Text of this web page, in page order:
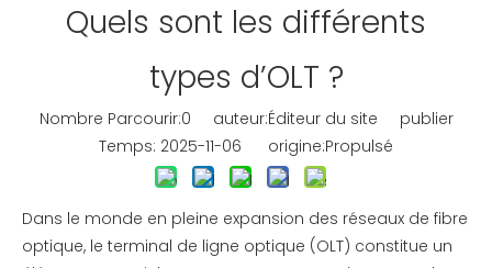
Quels sont les différents
types d’OLT ?
Nombre Parcourir:0 auteur:Éditeur du site publier
Temps: 2025-11-06 origine:Propulsé
Dans le monde en pleine expansion des réseaux de fibre
optique, le terminal de ligne optique (OLT) constitue un